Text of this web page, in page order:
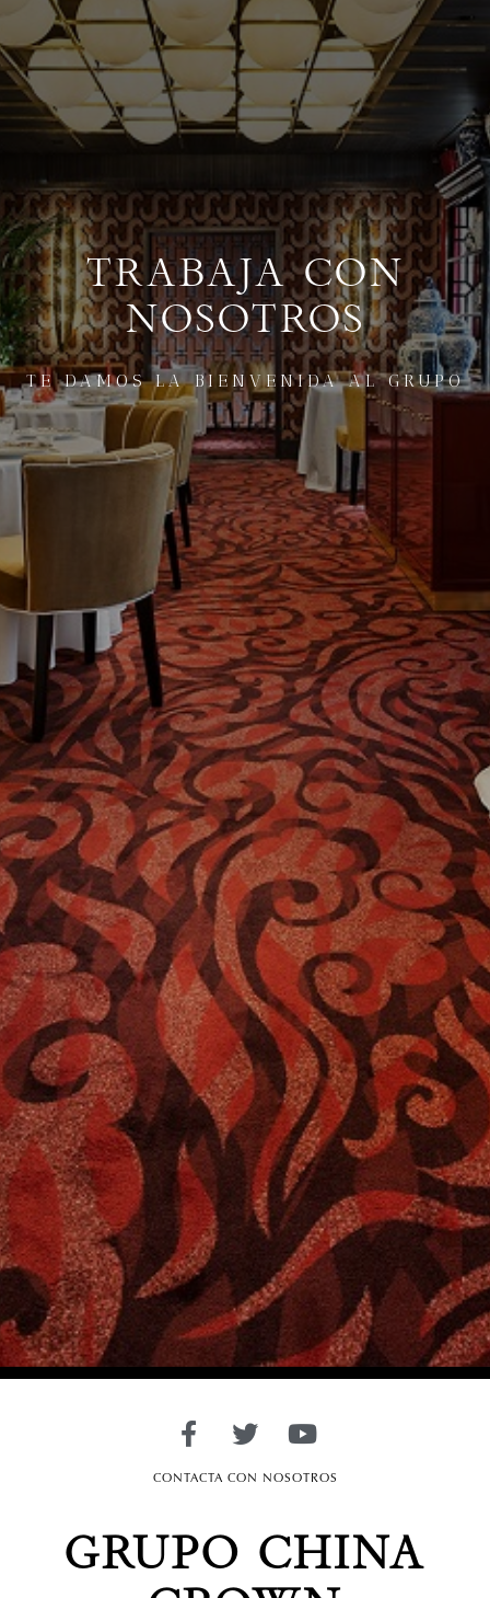
TRABAJA CON
NOSOTROS
TE DAMOS LA BIENVENIDA AL GRUPO
CONTACTA CON NOSOTROS
GRUPO CHINA